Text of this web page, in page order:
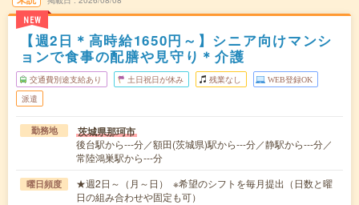
NEW
【週2日＊高時給1650円～】シニア向けマンシ
ョンで食事の配膳や見守り＊介護
交通費別途支給あり 土日祝日が休み 残業なし WEB登録OK
派遣
勤務地 茨城県那珂市
後台駅から---分／額田(茨城県)駅から---分／静駅から---分／
常陸鴻巣駅から---分
曜日頻度
★週2日～（月～日） ※希望のシフトを毎月提出（日数と曜
日の組み合わせや固定も可）